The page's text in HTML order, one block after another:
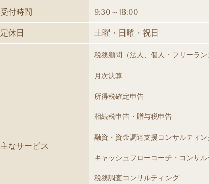
受付時間 9:30～18:00
定休日 土曜・日曜・祝日
主なサービス
税務顧問（法人、個人・フリーラン
月次決算
所得税確定申告
相続税申告・贈与税申告
融資・資金調達支援コンサルティン
キャッシュフローコーチ・コンサ
税務調査コンサルティング